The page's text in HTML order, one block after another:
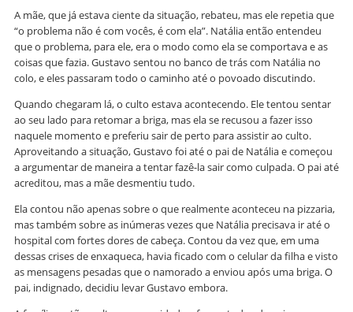
A mãe, que já estava ciente da situação, rebateu, mas ele repetia que
“o problema não é com vocês, é com ela”. Natália então entendeu
que o problema, para ele, era o modo como ela se comportava e as
coisas que fazia. Gustavo sentou no banco de trás com Natália no
colo, e eles passaram todo o caminho até o povoado discutindo.
Quando chegaram lá, o culto estava acontecendo. Ele tentou sentar
ao seu lado para retomar a briga, mas ela se recusou a fazer isso
naquele momento e preferiu sair de perto para assistir ao culto.
Aproveitando a situação, Gustavo foi até o pai de Natália e começou
a argumentar de maneira a tentar fazê-la sair como culpada. O pai até
acreditou, mas a mãe desmentiu tudo.
Ela contou não apenas sobre o que realmente aconteceu na pizzaria,
mas também sobre as inúmeras vezes que Natália precisava ir até o
hospital com fortes dores de cabeça. Contou da vez que, em uma
dessas crises de enxaqueca, havia ficado com o celular da filha e visto
as mensagens pesadas que o namorado a enviou após uma briga. O
pai, indignado, decidiu levar Gustavo embora.